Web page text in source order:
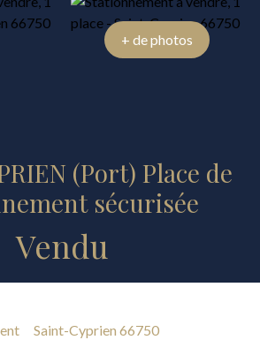
+ de photos
(Port) Place de
sécurisée
Vendu
Saint-Cyprien 66750